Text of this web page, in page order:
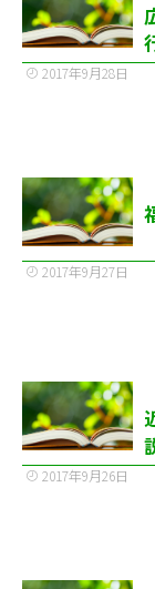
2017年9月28日
2017年9月27日
2017年9月26日